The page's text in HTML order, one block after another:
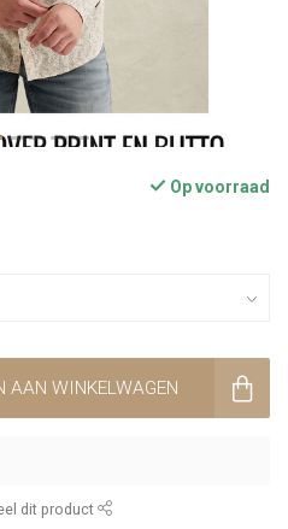
Op voorraad
AAN WINKELWAGEN
dit product